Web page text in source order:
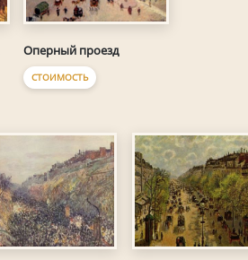
Оперный проезд
СТОИМОСТЬ